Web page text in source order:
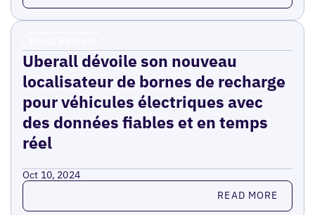
Uberall dévoile son nouveau
localisateur de bornes de recharge
pour véhicules électriques avec
des données fiables et en temps
réel
Oct 10, 2024
Read more READ MORE